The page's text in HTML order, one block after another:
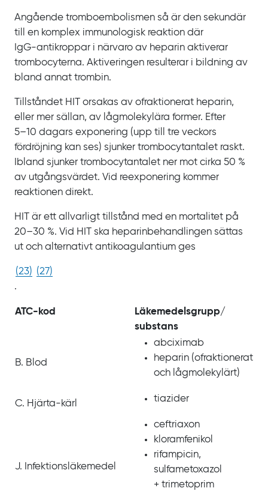
Angående tromboembolismen så är den sekundär
till en komplex immunologisk reaktion där
IgG‍-‍antikroppar i närvaro av heparin aktiverar
trombocyterna. Aktiveringen resulterar i bildning av
bland annat trombin.
Tillståndet HIT orsakas av ofraktionerat heparin,
eller mer sällan, av lågmolekylära former. Efter
5‍–‍10 dagars exponering (upp till tre veckors
fördröjning kan ses) sjunker trombocytantalet raskt.
Ibland sjunker trombocytantalet ner mot cirka 50 %
av utgångsvärdet. Vid reexponering kommer
reaktionen direkt.
HIT är ett allvarligt tillstånd med en mortalitet på
20‍–‍30 %. Vid HIT ska heparinbehandlingen sättas
ut och alternativt antikoagulantium ges
(23) (27)
.
ATC-kod
Läkemedels­grupp/‌
substans
B. Blod
abciximab
heparin (ofraktionerat
och lågmolekylärt)
C. Hjärta-kärl tiazider
J. Infektions­läkemedel
ceftriaxon
kloramfenikol
rifampicin,
sulfa­metoxazol
+ trimetoprim